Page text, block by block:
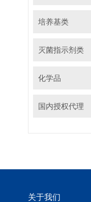
培养基类
灭菌指示剂类
化学品
国内授权代理
关于我们